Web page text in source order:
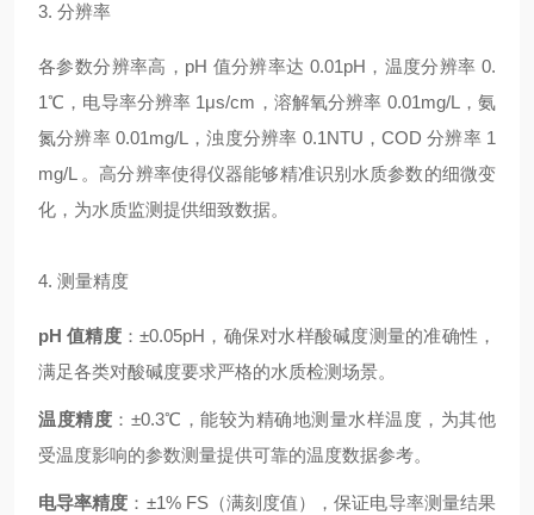
3. 分辨率
各参数分辨率高，pH 值分辨率达 0.01pH，温度分辨率 0.
1℃，电导率分辨率 1μs/cm，溶解氧分辨率 0.01mg/L，氨
氮分辨率 0.01mg/L，浊度分辨率 0.1NTU，COD 分辨率 1
mg/L 。高分辨率使得仪器能够精准识别水质参数的细微变
化，为水质监测提供细致数据。
4. 测量精度
pH 值精度：±0.05pH，确保对水样酸碱度测量的准确性，
满足各类对酸碱度要求严格的水质检测场景。
温度精度 ：±0.3℃，能较为精确地测量水样温度，为其他
受温度影响的参数测量提供可靠的温度数据参考。
电导率精度 ：±1% FS（满刻度值），保证电导率测量结果